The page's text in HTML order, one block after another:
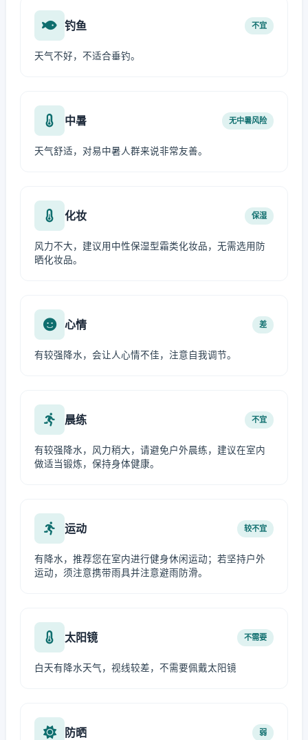
钓鱼 不宜
天气不好，不适合垂钓。
中暑 无中暑风险
天气舒适，对易中暑人群来说非常友善。
化妆 保湿
风力不大，建议用中性保湿型霜类化妆品，无需选用防
晒化妆品。
心情 差
有较强降水，会让人心情不佳，注意自我调节。
晨练 不宜
有较强降水，风力稍大，请避免户外晨练，建议在室内
做适当锻炼，保持身体健康。
运动 较不宜
有降水，推荐您在室内进行健身休闲运动；若坚持户外
运动，须注意携带雨具并注意避雨防滑。
太阳镜 不需要
白天有降水天气，视线较差，不需要佩戴太阳镜
防晒 弱